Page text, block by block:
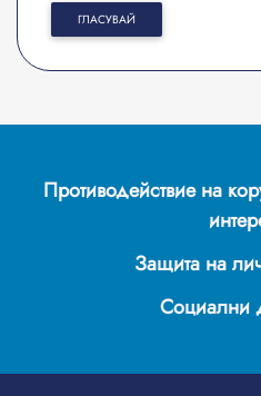
ГЛАСУВАЙ
Противодействие на
Защита на
Социални